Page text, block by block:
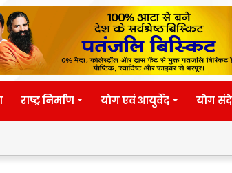
राष्ट्र निर्माण योग एवं आयुर्वेद योग